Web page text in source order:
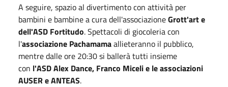
A seguire, spazio al divertimento con attività per
bambini e bambine a cura dell'associazioneGrott'art e
dell'ASD Fortitudo. Spettacoli di giocoleria con
l'associazione Pachamamaallieteranno il pubblico,
mentre dalle ore 20:30 si ballerà tutti insieme
con l'ASD Alex Dance, Franco Miceli e le associazioni
AUSER e ANTEAS.